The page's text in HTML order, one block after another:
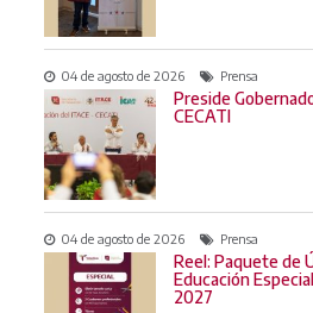
04 de agosto de 2026 Prensa
Preside
CECATI
04 de agosto de 2026 Prensa
Reel: Paquete de
Educación
2027